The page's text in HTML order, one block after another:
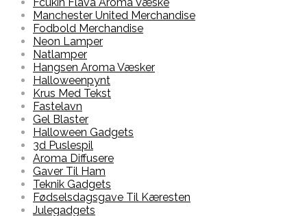
Manchester United Merchandise
Fodbold Merchandise
Neon Lamper
Natlamper
Hangsen Aroma Væsker
Halloweenpynt
Krus Med Tekst
Fastelavn
Gel Blaster
Halloween Gadgets
3d Puslespil
Aroma Diffusere
Gaver Til Ham
Teknik Gadgets
Fødselsdagsgave Til Kæresten
Julegadgets